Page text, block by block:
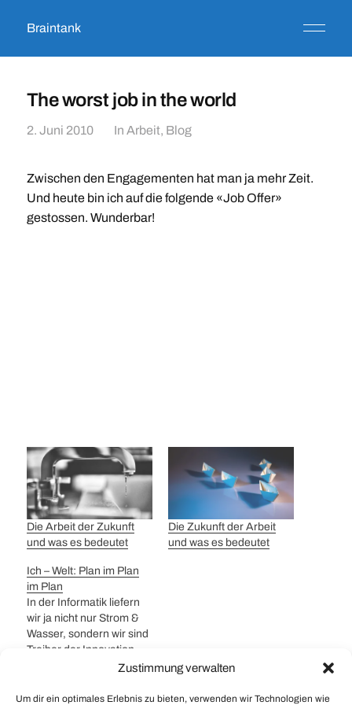
Zustimmung verwalten
Um dir ein optimales Erlebnis zu bieten, verwenden wir Technologien wie
Braintank
The worst job in the world
2. Juni 2010 In Arbeit, Blog
Zwischen den Engagementen hat man ja mehr Zeit.
Und heute bin ich auf die folgende «Job Offer»
gestossen. Wunderbar!
Die Arbeit der Zukunft
und was es bedeutet
Die Zukunft der Arbeit
und was es bedeutet
Ich – Welt: Plan im Plan
im Plan
In der Informatik liefern
wir ja nicht nur Strom &
Wasser, sondern wir sind
Treiber der Innovation.
eigentlich so ein Projekt